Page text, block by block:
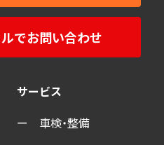
でお問い合わせ
サービス
車検・整備